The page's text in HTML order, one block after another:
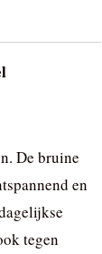
De bruine
en
tegen